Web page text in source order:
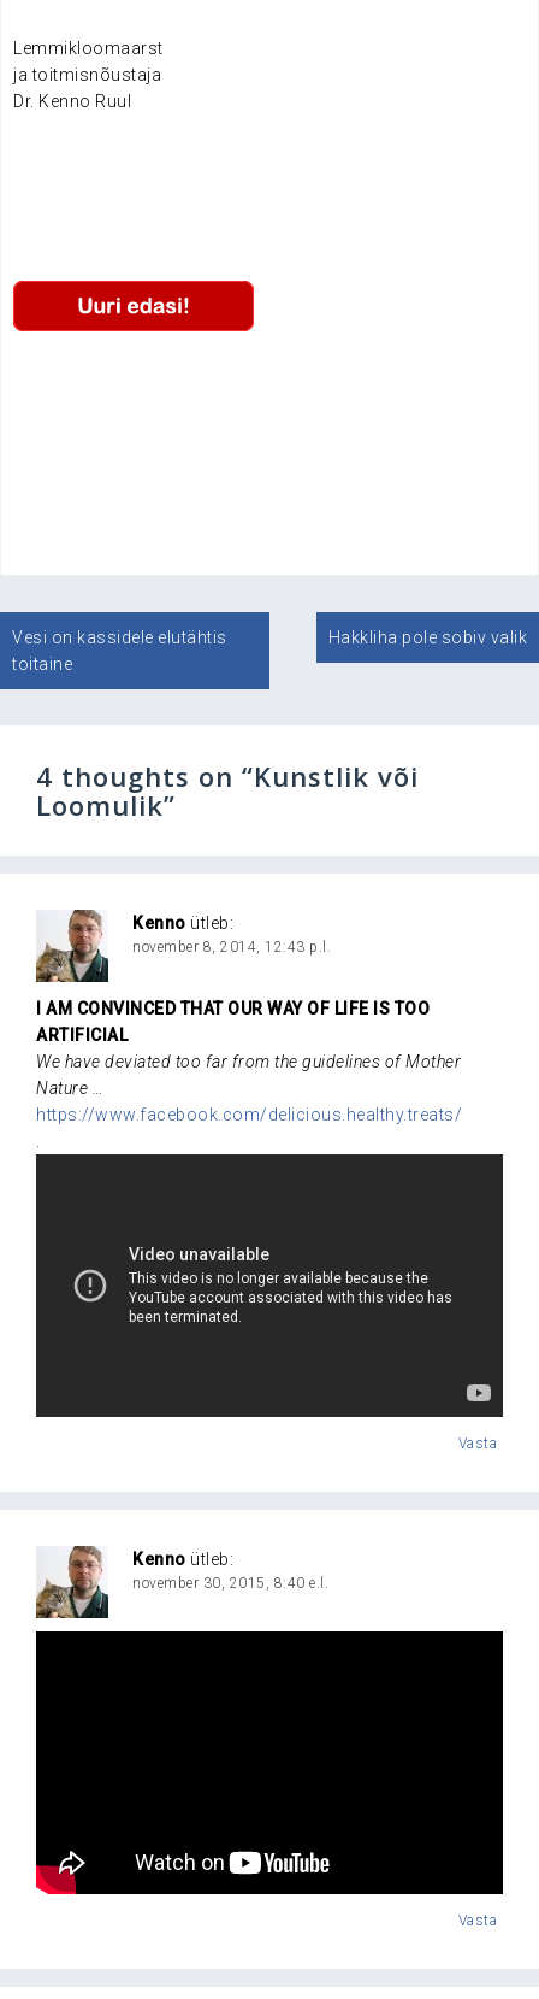
Lemmikloomaarst
ja toitmisnõustaja
Dr. Kenno Ruul
Navigeerimine
Vesi on kassidele elutähtis
toitaine
Hakkliha pole sobiv valik
4 thoughts on “Kunstlik või
Loomulik”
Kenno ütleb:
november 8, 2014, 12:43 p.l.
I AM CONVINCED THAT OUR WAY OF LIFE IS TOO
ARTIFICIAL
We have deviated too far from the guidelines of Mother
Nature …
https://www.facebook.com/delicious.healthy.treats/
Vasta
Kenno ütleb:
november 30, 2015, 8:40 e.l.
Vasta